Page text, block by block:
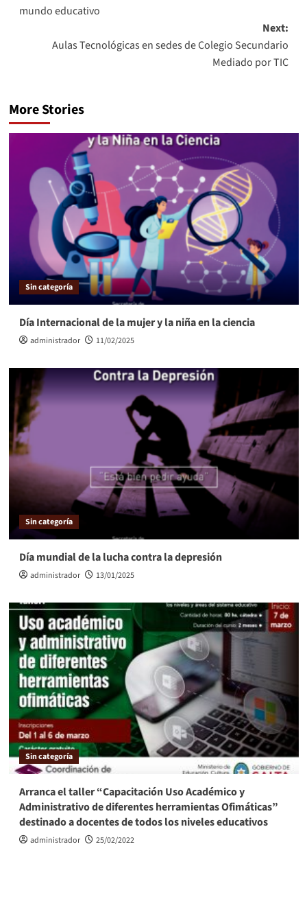
mundo educativo
Next:
Aulas Tecnológicas en sedes de Colegio Secundario
Mediado por TIC
More Stories
Sin categoría
Día Internacional de la mujer y la niña en la ciencia
administrador 11/02/2025
Sin categoría
Día mundial de la lucha contra la depresión
administrador 13/01/2025
Sin categoría
Arranca el taller “Capacitación Uso Académico y
Administrativo de diferentes herramientas Ofimáticas”
destinado a docentes de todos los niveles educativos
administrador 25/02/2022